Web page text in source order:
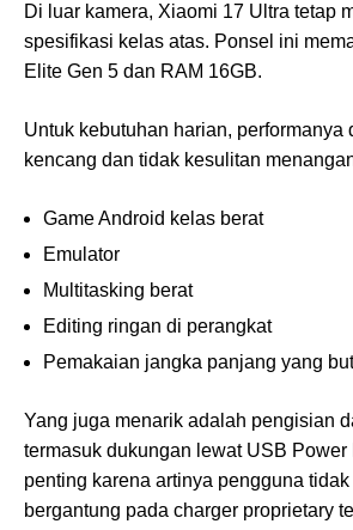
Di luar kamera, Xiaomi 17 Ultra tetap
spesifikasi kelas atas. Ponsel ini
Elite Gen 5 dan RAM 16GB.
Untuk kebutuhan harian, performanya
kencang dan tidak kesulitan
Game Android kelas berat
Emulator
Multitasking berat
Editing ringan di perangkat
Pemakaian jangka panjang yang
Yang juga menarik adalah pengisian
termasuk dukungan lewat USB
penting karena artinya pengguna
bergantung pada charger proprietary